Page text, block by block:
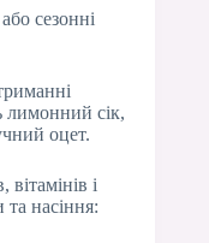
сезонні
лимонний сік,
оцет.
і
та насіння: